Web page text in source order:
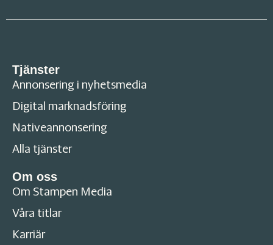
Tjänster
Annonsering i nyhetsmedia
Digital marknadsföring
Nativeannonsering
Alla tjänster
Om oss
Om Stampen Media
Våra titlar
Karriär